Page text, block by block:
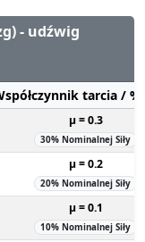
- udźwig
tarcia /
µ = 0.3
30% Nominalnej Siły
µ = 0.2
20% Nominalnej Siły
µ = 0.1
10% Nominalnej Siły